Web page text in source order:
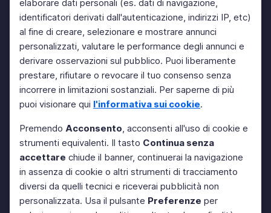
elaborare dati personali (es. dati di navigazione,
identificatori derivati dall'autenticazione, indirizzi IP, etc)
al fine di creare, selezionare e mostrare annunci
personalizzati, valutare le performance degli annunci e
derivare osservazioni sul pubblico. Puoi liberamente
prestare, rifiutare o revocare il tuo consenso senza
incorrere in limitazioni sostanziali. Per saperne di più
puoi visionare qui l'informativa sui cookie.
Premendo Acconsento, acconsenti all'uso di cookie e
strumenti equivalenti. Il tasto Continua senza
accettare chiude il banner, continuerai la navigazione
in assenza di cookie o altri strumenti di tracciamento
diversi da quelli tecnici e riceverai pubblicità non
personalizzata. Usa il pulsante Preferenze per